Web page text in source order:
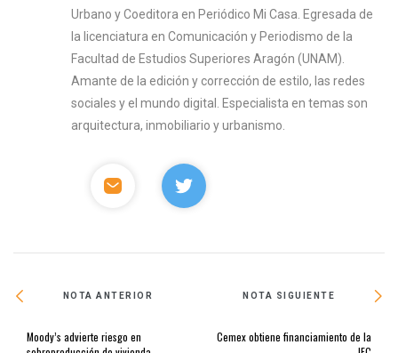
Urbano y Coeditora en Periódico Mi Casa. Egresada de
la licenciatura en Comunicación y Periodismo de la
Facultad de Estudios Superiores Aragón (UNAM).
Amante de la edición y corrección de estilo, las redes
sociales y el mundo digital. Especialista en temas son
arquitectura, inmobiliario y urbanismo.
NOTA ANTERIOR
Moody’s advierte riesgo en
NOTA SIGUIENTE
Cemex obtiene financiamiento de la